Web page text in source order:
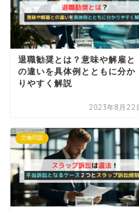
退職勧奨とは？意味や解雇と
の違いを具体例とともに分か
りやすく解説
2023年8月22
労働問題